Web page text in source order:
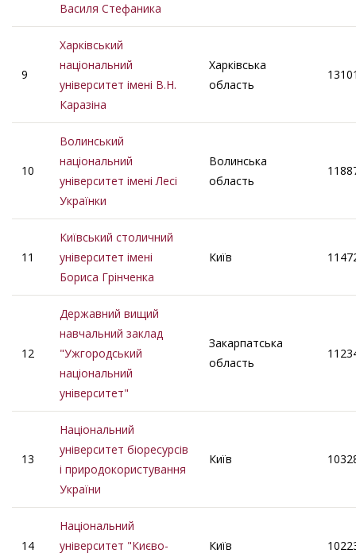
Василя Стефаника
9
Харківський
національний
університет імені В.Н.
Каразіна
Харківська
область
10
Волинський
національний
університет імені Лесі
Українки
Волинська
область
11
Київський столичний
університет імені
Бориса Грінченка
Київ
12
Державний вищий
навчальний заклад
"Ужгородський
національний
університет"
Закарпатська
область
13
Національний
університет біоресурсів
і природокористування
України
Київ
14
Національний
університет "Києво-
Київ